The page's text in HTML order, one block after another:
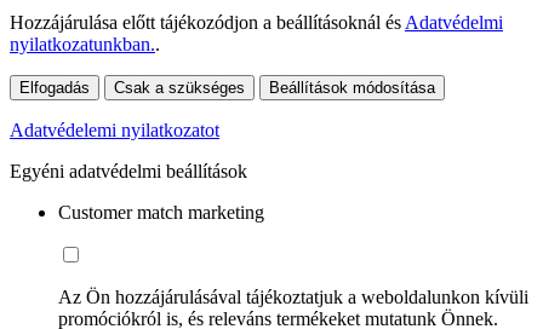
Hozzájárulása előtt tájékozódjon a beállításoknál és Adatvédelmi
nyilatkozatunkban..
Elfogadás Csak a szükséges Beállítások módosítása
Adatvédelemi nyilatkozatot
Egyéni adatvédelmi beállítások
Customer match marketing
Az Ön hozzájárulásával tájékoztatjuk a weboldalunkon kívüli
promóciókról is, és releváns termékeket mutatunk Önnek.